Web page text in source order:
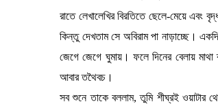
রাতে লেখালেখির বিরতিতে ছেলে-মেয়ে এবং
কিন্তু দেখতাম সে অবিরাম পা নাড়াচ্ছে।
জেগে জেগে ঘুমায়। ফলে দিনের বেলায়
আবার তথৈবচ।
সব শুনে তাকে বললাম, তুমি শীঘ্রই ওয়াটার